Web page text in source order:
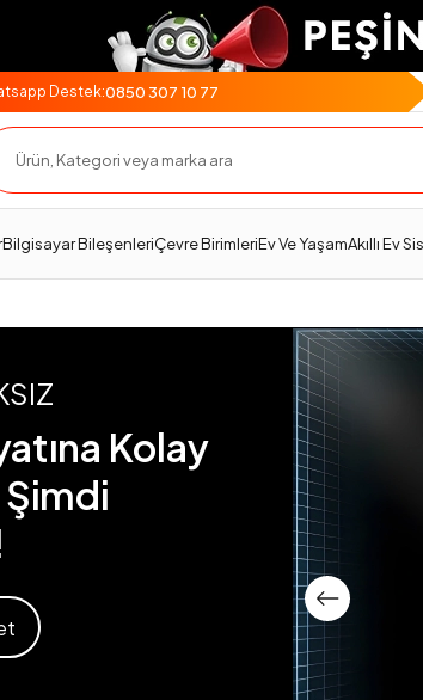
Destek:0850 307 10 77
Bilgisayar BileşenleriÇevre BirimleriEv Ve YaşamAkıllı Ev
Kolay